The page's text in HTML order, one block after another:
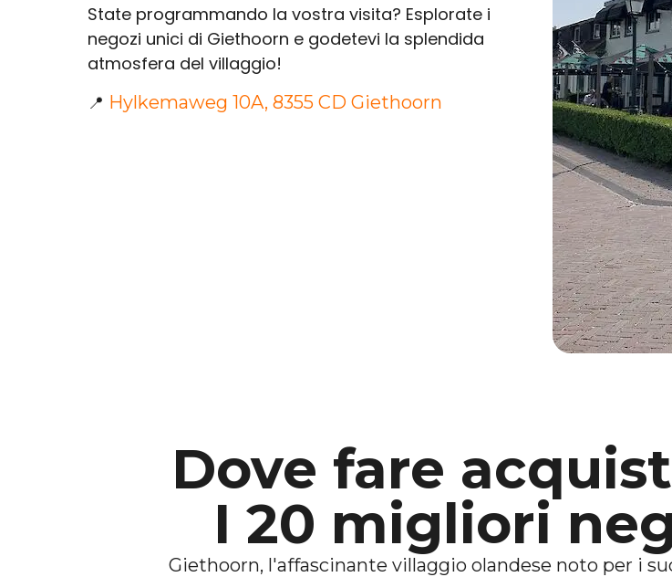
State programmando la vostra visita? Esplorate i
negozi unici di Giethoorn e godetevi la splendida
atmosfera del villaggio!
📍 Hylkemaweg 10A, 8355 CD Giethoorn
Dove fare
I 20 migliori
Giethoorn, l'affascinante villaggio olandese noto per i